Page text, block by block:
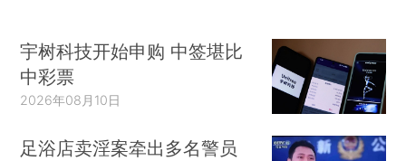
所以，我特意去北京统计局的网站上面找到北
京2010年人口普查的数据，做了一个类似的计算。
宇树科技开始申购 中签堪比
中彩票
2026年08月10日
足浴店卖淫案牵出多名警员